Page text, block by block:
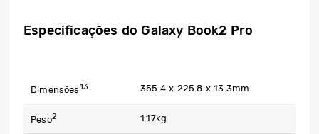
Especificações do Galaxy Book2 Pro
Dimensões13 355.4 x 225.8 x 13.3mm
Peso2 1.17kg